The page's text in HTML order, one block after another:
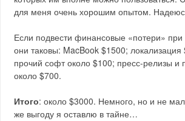
для меня очень хорошим опытом.
Если подвести финансовые «потери» при
они таковы: MacBook $1500;
прочий софт около $100; пресс-релизы и
около $700.
Итого: около $3000. Немного, но и не
же выгоду я оставлю в тайне…